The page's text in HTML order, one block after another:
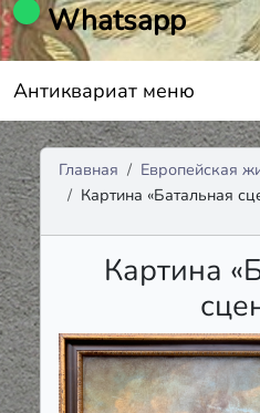
Whatsapp
Антиквариат меню
Главная
Европейская
Картина «Батальная
Картина